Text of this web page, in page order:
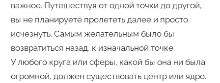
важное. Путешествуя от одной точки до другой,
вы не планируете пролететь далее и просто
исчезнуть. Самым желательным было бы
возвратиться назад, к изначальной точке.
У любого круга или сферы, какой бы она ни была
огромной, должен существовать центр или ядро.